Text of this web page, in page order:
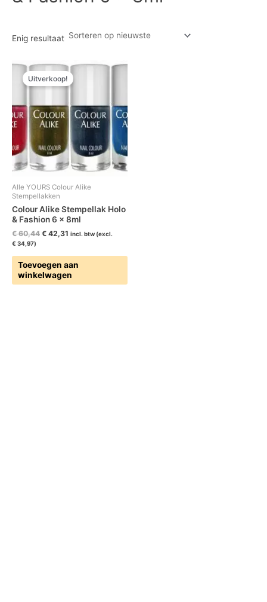
Enig resultaat
Uitverkoop!
Alle YOURS Colour Alike
Stempellakken
Colour Alike Stempellak Holo
& Fashion 6 x 8ml
€60,44
Oorspronkelijke
prijs
was:
€ 42,31
Huidige
prijs
is:
incl. btw (excl.
€ 34,97)
Toevoegen aan
winkelwagen